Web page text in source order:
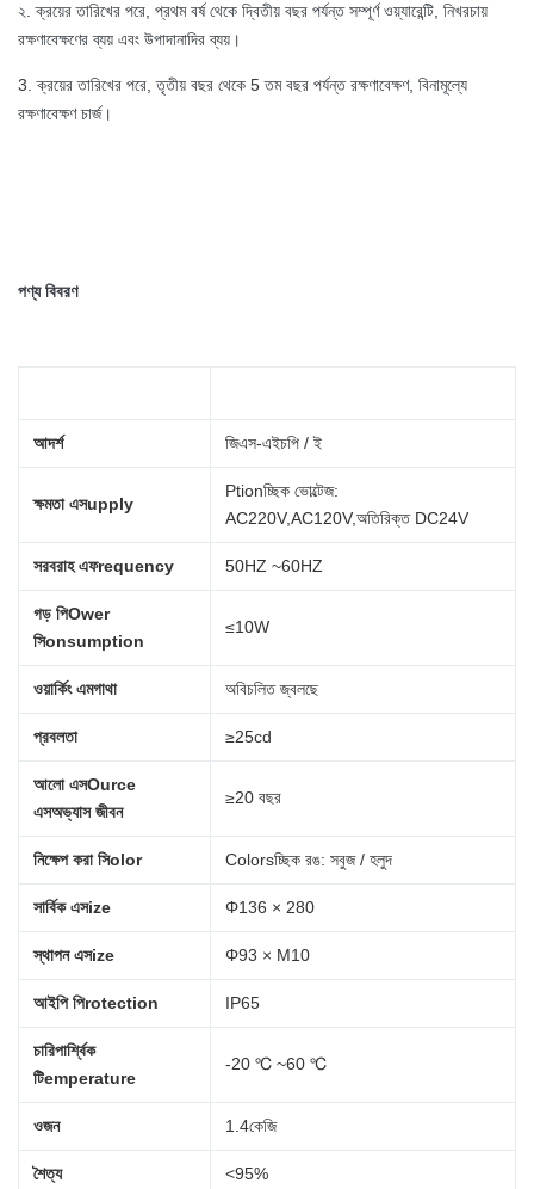
২. ক্রয়ের তারিখের পরে, প্রথম বর্ষ থেকে দ্বিতীয় বছর পর্যন্ত সম্পূর্ণ ওয়্যারেন্টি, নিখরচায়
রক্ষণাবেক্ষণের ব্যয় এবং উপাদানাদির ব্যয়।
3. ক্রয়ের তারিখের পরে, তৃতীয় বছর থেকে 5 তম বছর পর্যন্ত রক্ষণাবেক্ষণ, বিনামূল্যে
রক্ষণাবেক্ষণ চার্জ।
পণ্য বিবরণ
আদর্শ জিএস-এইচপি / ই
ক্ষমতাএসupply
Ptionচ্ছিক ভোল্টেজ:
AC220V,AC120V,অতিরিক্ত DC24V
সরবরাহ এফrequency 50HZ ~60HZ
গড়পিOwer
সিonsumption
≤10W
ওয়ার্কিংএমগাথা অবিচলিত জ্বলছে
প্রবলতা ≥25cd
আলোএসOurce
এসঅভ্যাস জীবন
≥20 বছর
নিক্ষেপ করাসিolor Colorsচ্ছিক রঙ: সবুজ / হলুদ
সার্বিকএসize Φ136 × 280
স্থাপনএসize Φ93 × M10
আইপিপিrotection IP65
চারিপার্শ্বিক
টিemperature
-20 ℃ ~60 ℃
ওজন 1.4কেজি
শৈত্য <95%